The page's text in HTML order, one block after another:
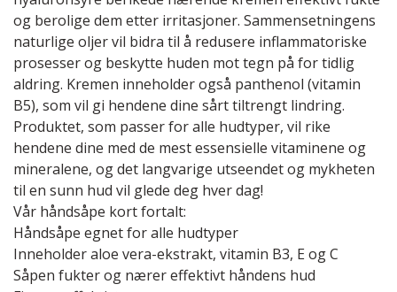
og berolige dem etter irritasjoner. Sammensetningens
naturlige oljer vil bidra til å redusere inflammatoriske
prosesser og beskytte huden mot tegn på for tidlig
aldring. Kremen inneholder også panthenol (vitamin
B5), som vil gi hendene dine sårt tiltrengt lindring.
Produktet, som passer for alle hudtyper, vil rike
hendene dine med de mest essensielle vitaminene og
mineralene, og det langvarige utseendet og mykheten
til en sunn hud vil glede deg hver dag!
Vår håndsåpe kort fortalt:
Håndsåpe egnet for alle hudtyper
Inneholder aloe vera-ekstrakt, vitamin B3, E og C
Såpen fukter og nærer effektivt håndens hud